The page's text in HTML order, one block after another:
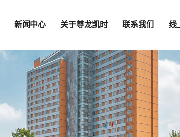
新闻中心 关于尊龙凯时 联系我们 线